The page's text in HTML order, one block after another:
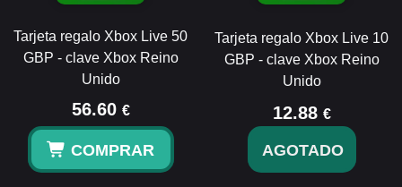
Tarjeta regalo Xbox Live 50
GBP - clave Xbox Reino
Unido
56.60 €
COMPRAR
Tarjeta regalo Xbox Live 10
GBP - clave Xbox Reino
Unido
12.88 €
AGOTADO